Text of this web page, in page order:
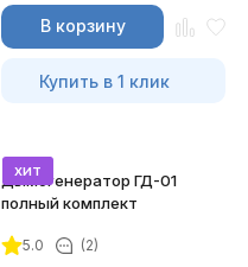
В корзину
Купить в 1 клик
хит
Дымогенератор ГД-01
полный комплект
5.0 (2)